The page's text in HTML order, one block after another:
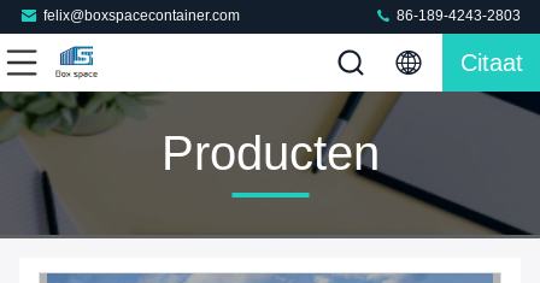
felix@boxspacecontainer.com 86-189-4243-2803
Citaat
Producten